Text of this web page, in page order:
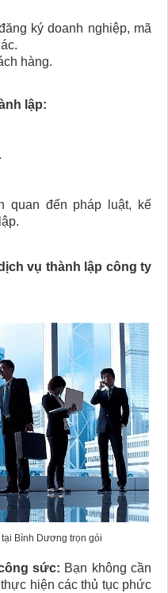
ký doanh nghiệp, mã
hàng.
lập:
quan đến pháp luật, kế
vụ thành lập công ty
Bình Dương trọn gói
sức: Bạn không cần
hiện các thủ tục phức